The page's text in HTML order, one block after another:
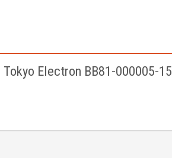
Electron BB81-000005-15